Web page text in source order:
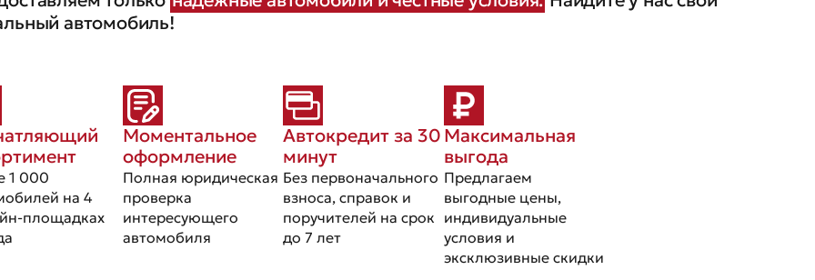
автомобиль!
1 000
на 4
площадках
Моментальное
оформление
Полная юридическая
проверка
интересующего
автомобиля
Автокредит за 30
минут
Без первоначального
взноса, справок и
поручителей на срок
до 7 лет
Максимальная
выгода
Предлагаем
выгодные цены,
индивидуальные
условия и
эксклюзивные скидки